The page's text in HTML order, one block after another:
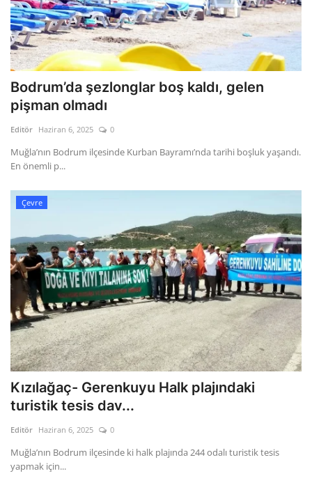
Bodrum’da şezlonglar boş kaldı, gelen
pişman olmadı
Editör Haziran 6, 2025 0
Muğla’nın Bodrum ilçesinde Kurban Bayramı’nda tarihi boşluk yaşandı.
En önemli p...
Çevre
Kızılağaç- Gerenkuyu Halk plajındaki
turistik tesis dav...
Editör Haziran 6, 2025 0
Muğla’nın Bodrum ilçesinde ki halk plajında 244 odalı turistik tesis
yapmak için...